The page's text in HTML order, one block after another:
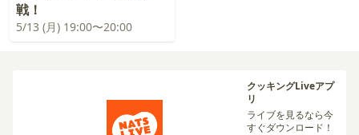
戦！
5/13 (月) 19:00〜20:00
クッキングLiveアプ
リ
ライブを見るなら今
すぐダウンロード！